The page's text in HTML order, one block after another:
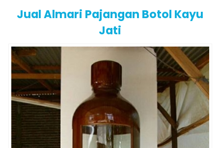
Jual Almari Pajangan Botol Kayu
Jati